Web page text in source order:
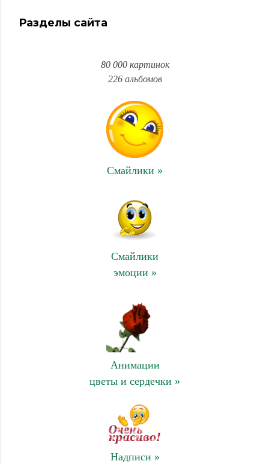
Разделы сайта
80 000 картинок
226 альбомов
Смайлики »
Смайлики
эмоции »
Анимации
цветы и сердечки »
Надписи »